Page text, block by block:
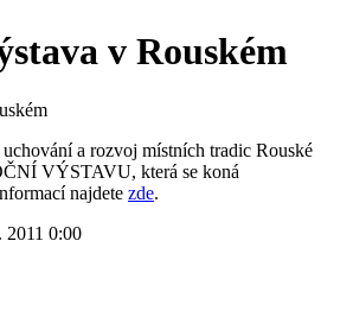
v Rouském
a rozvoj místních tradic Rouské
VÝSTAVU, která se koná
najdete zde.
2011 0:00